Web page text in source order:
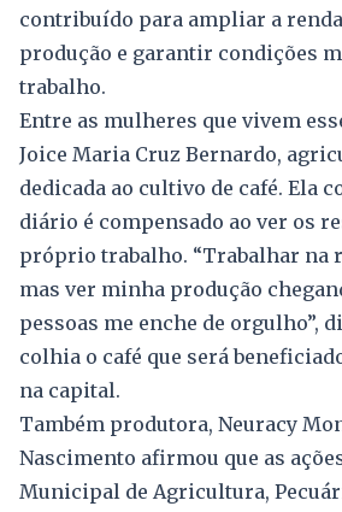
contribuído para ampliar a
produção e garantir condições
trabalho.
Entre as mulheres que vivem
Joice Maria Cruz Bernardo,
dedicada ao cultivo de café. Ela
diário é compensado ao ver os
próprio trabalho. “Trabalhar na
mas ver minha produção
pessoas me enche de orgulho”,
colhia o café que será
na capital.
Também produtora, Neuracy
Nascimento afirmou que as
Municipal de Agricultura,